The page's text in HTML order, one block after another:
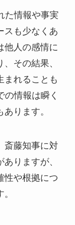
た情報や事実
スも少なくあ
他人の感情に
その結果、
まれることも
の情報は瞬く
ります。
斎藤知事に対
りますが、
性や根拠につ